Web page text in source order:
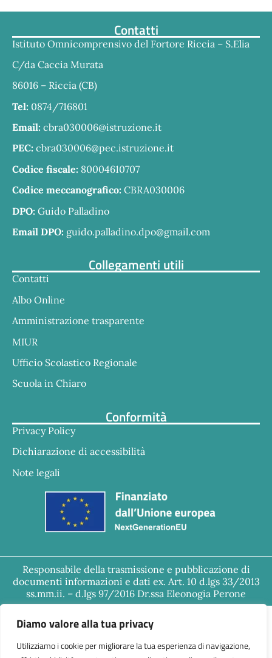
Diamo valore alla tua privacy
Utilizziamo i cookie per migliorare la tua esperienza di navigazione,
Contatti
Istituto Omnicomprensivo del Fortore Riccia – S.Elia
C/da Caccia Murata
86016 – Riccia (CB)
Tel: 0874/716801
Email: cbra030006@istruzione.it
PEC: cbra030006@pec.istruzione.it
Codice fiscale: 80004610707
Codice meccanografico: CBRA030006
DPO: Guido Palladino
Email DPO: guido.palladino.dpo@gmail.com
Collegamenti utili
Contatti
Albo Online
Amministrazione trasparente
MIUR
Ufficio Scolastico Regionale
Scuola in Chiaro
Conformità
Privacy Policy
Dichiarazione di accessibilità
Note legali
Responsabile della trasmissione e pubblicazione di
documenti informazioni e dati ex. Art. 10 d.lgs 33/2013
ss.mm.ii. – d.lgs 97/2016 Dr.ssa Eleonogia Perone